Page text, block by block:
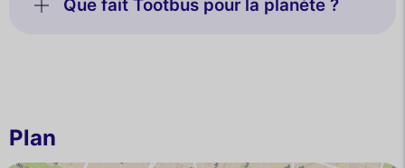
Que fait Tootbus pour la planète ?
Plan